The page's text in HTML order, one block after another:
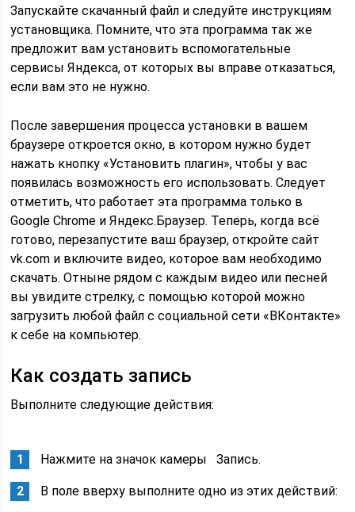
Запускайте скачанный файл и следуйте инструкциям
установщика. Помните, что эта программа так же
предложит вам установить вспомогательные
сервисы Яндекса, от которых вы вправе отказаться,
если вам это не нужно.
После завершения процесса установки в вашем
браузере откроется окно, в котором нужно будет
нажать кнопку «Установить плагин», чтобы у вас
появилась возможность его использовать. Следует
отметить, что работает эта программа только в
Google Chrome и Яндекс.Браузер. Теперь, когда всё
готово, перезапустите ваш браузер, откройте сайт
vk.com и включите видео, которое вам необходимо
скачать. Отныне рядом с каждым видео или песней
вы увидите стрелку, с помощью которой можно
загрузить любой файл с социальной сети «ВКонтакте»
к себе на компьютер.
Как создать запись
Выполните следующие действия:
Нажмите на значок камеры Запись.
В поле вверху выполните одно из этих действий: